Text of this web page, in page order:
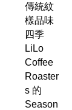
傳統紋
樣品味
四季
LiLo
Coffee
Roaster
s 的
Season